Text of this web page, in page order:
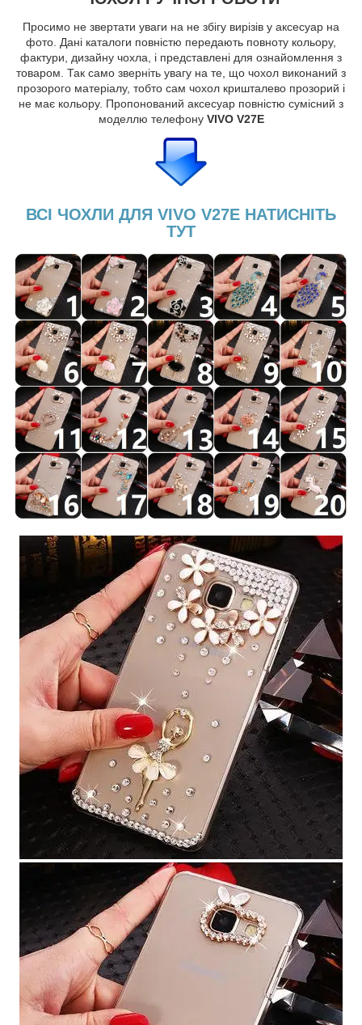
Просимо не звертати уваги на не збігу вирізів у аксесуар на
фото. Дані каталоги повністю передають повноту кольору,
фактури, дизайну чохла, і представлені для ознайомлення з
товаром. Так само зверніть увагу на те, що чохол виконаний з
прозорого матеріалу, тобто сам чохол кришталево прозорий і
не має кольору. Пропонований аксесуар повністю сумісний з
моделлю телефону VIVO V27E
ВСІ ЧОХЛИ ДЛЯ VIVO V27E НАТИСНІТЬ
ТУТ